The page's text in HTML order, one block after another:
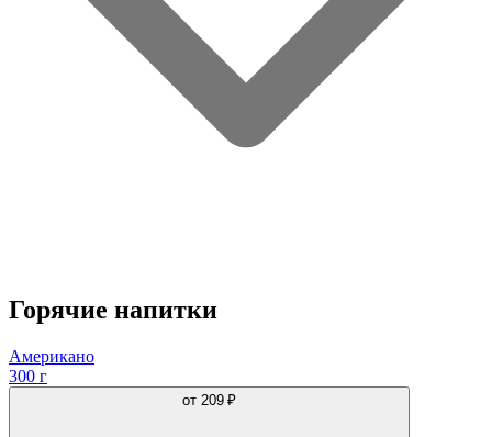
Горячие напитки
Американо
300 г
от 209 ₽